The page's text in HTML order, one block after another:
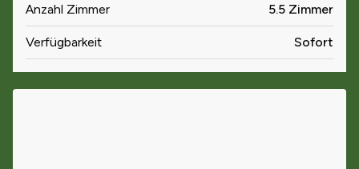
Anzahl Zimmer 5.5 Zimmer
Verfügbarkeit Sofort